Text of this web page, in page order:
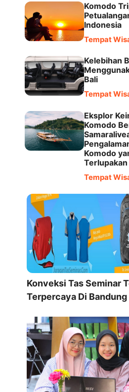
Komodo
Indonesia
Tempat
Kelebihan
Bali
Tempat
Eksplor
Komodo
Komodo
Terlupakan
Tempat
Konveksi Tas Seminar
Terpercaya Di Bandung